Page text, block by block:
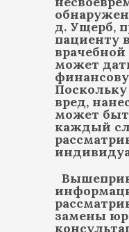
д. Ущерб,
пациенту
может
вред,
может
каждый
замены